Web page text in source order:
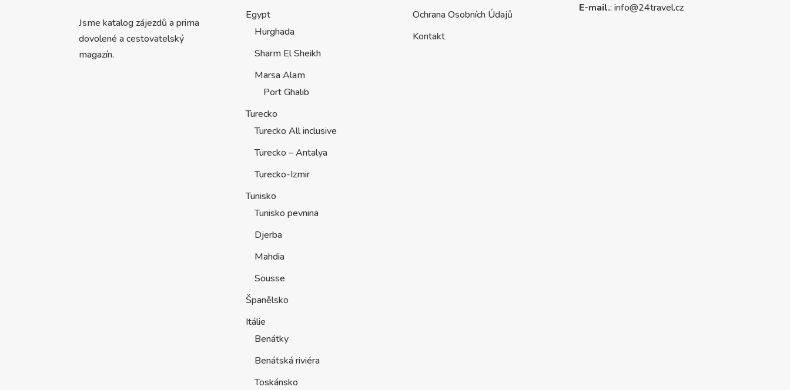
Jsme katalog zájezdů a prima
dovolené a cestovatelský
magazín.
Egypt
Hurghada
Sharm El Sheikh
Marsa Alam
Port Ghalib
Turecko
Turecko All inclusive
Turecko – Antalya
Turecko-Izmir
Tunisko
Tunisko pevnina
Djerba
Mahdia
Sousse
Španělsko
Itálie
Benátky
Benátská riviéra
Toskánsko
Ochrana Osobních Údajů
Kontakt
E-mail.:info@24travel.cz